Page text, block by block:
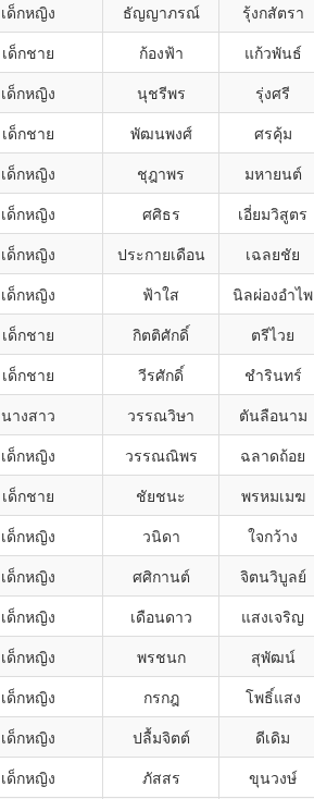
เด็กหญิง ธัญญาภรณ์ รุ้งกสัตรา
เด็กชาย ก้องฟ้า แก้วพันธ์
เด็กหญิง นุชรีพร รุ่งศรี
เด็กชาย พัฒนพงศ์ ศรคุ้ม
เด็กหญิง ชุฎาพร มหายนต์
เด็กหญิง ศศิธร เอี่ยมวิสูตร
เด็กหญิง ประกายเดือน เฉลยชัย
เด็กหญิง ฟ้าใส นิลผ่องอำไพ
เด็กชาย กิตติศักดิ์ ตรีไวย
เด็กชาย วีรศักดิ์ ชำรินทร์
นางสาว วรรณวิษา ตันลือนาม
เด็กหญิง วรรณณิพร ฉลาดถ้อย
เด็กชาย ชัยชนะ พรหมเมฆ
เด็กหญิง วนิดา ใจกว้าง
เด็กหญิง ศศิกานต์ จิตนวิบูลย์
เด็กหญิง เดือนดาว แสงเจริญ
เด็กหญิง พรชนก สุพัฒน์
เด็กหญิง กรกฎ โพธิ์แสง
เด็กหญิง ปลื้มจิตต์ ดีเดิม
เด็กหญิง ภัสสร ขุนวงษ์